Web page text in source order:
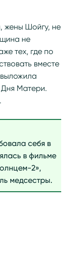
жены Шойгу, не
не
тех, где по
вместе
Матери.
себя в
в фильме
2»,
медсестры.